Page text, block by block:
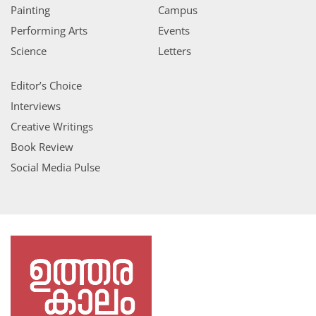
Painting
Performing Arts
Science
Campus
Events
Letters
Editor’s Choice
Interviews
Creative Writings
Book Review
Social Media Pulse